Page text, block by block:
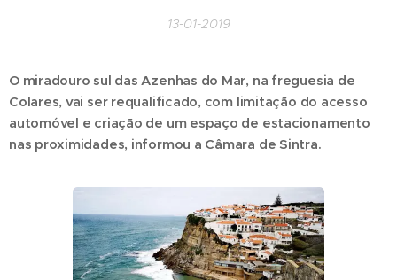
13-01-2019
O miradouro sul das Azenhas do Mar, na freguesia de
Colares, vai ser requalificado, com limitação do acesso
automóvel e criação de um espaço de estacionamento
nas proximidades, informou a Câmara de Sintra.